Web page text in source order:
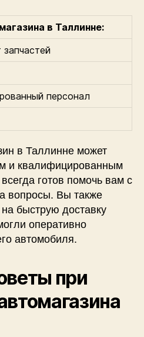
в Таллинне:
персонал
в Таллинне может
и квалифицированным
готов помочь вам с
вопросы. Вы также
быструю доставку
оперативно
автомобиля.
при